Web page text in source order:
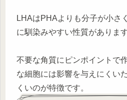
LHAはPHAよりも分子が小さ
に馴染みやすい性質があります
不要な角質にピンポイントで
な細胞には影響を与えにくい
くいのが特徴です。